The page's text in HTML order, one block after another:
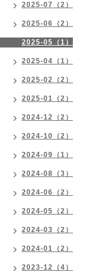
2025-07（2）
2025-06（2）
2025-05（1）
2025-04（1）
2025-02（2）
2025-01（2）
2024-12（2）
2024-10（2）
2024-09（1）
2024-08（3）
2024-06（2）
2024-05（2）
2024-03（2）
2024-01（2）
2023-12（4）